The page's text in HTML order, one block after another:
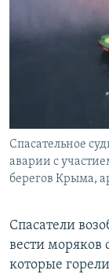
СОВЕТЫ
ПРОПАВШИЕ БЕЗ
ПОБЕДИТЕЛЕЙ
УКРАИНСКАЯ
Qırımtatar
ПРИСОЕДИНЯЙТЕСЬ!
Все сайты
Спасательное
аварии с
берегов Крыма,
Спасатели
вести моряков
которые